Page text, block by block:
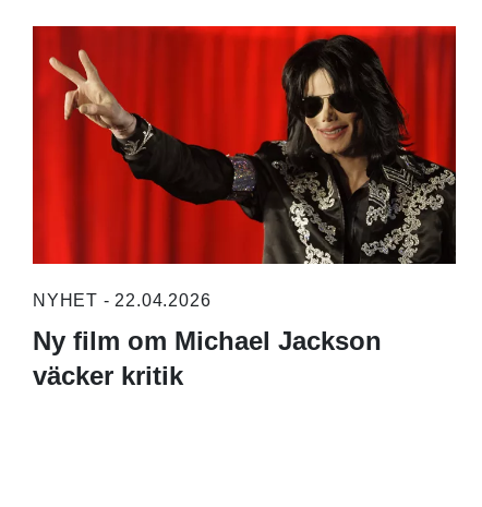
NYHET - 22.04.2026
Ny film om Michael Jackson
väcker kritik